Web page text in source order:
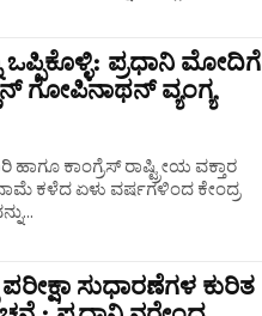
ಪ್ರಧಾನಿ ಮೋದಿಗೆ
ಗೋಪಿನಾಥನ್ ವ್ಯಂಗ್ಯ
ಕಾಂಗ್ರೆಸ್ ರಾಷ್ಟ್ರೀಯ ವಕ್ತಾರ
ಕಳೆದ ಏಳು ವರ್ಷಗಳಿಂದ ಕೇಂದ್ರ
ಸುಧಾರಣೆಗಳ ಕುರಿತ